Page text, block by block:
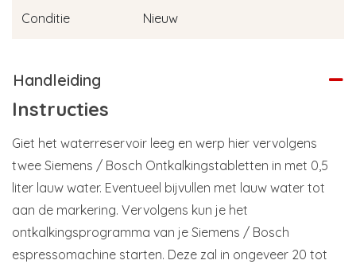
Conditie Nieuw
Handleiding
Instructies
Giet het waterreservoir leeg en werp hier vervolgens
twee Siemens / Bosch Ontkalkingstabletten in met 0,5
liter lauw water. Eventueel bijvullen met lauw water tot
aan de markering. Vervolgens kun je het
ontkalkingsprogramma van je Siemens / Bosch
espressomachine starten. Deze zal in ongeveer 20 tot